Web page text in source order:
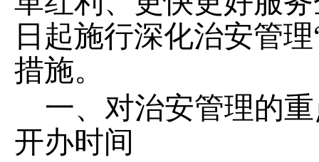
日起施行深化治安管
措施。
一、对治安管理的
开办时间